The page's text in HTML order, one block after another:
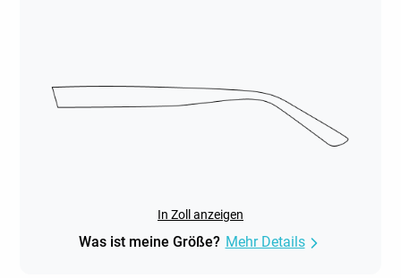
In Zoll anzeigen
Was ist meine Größe? Mehr Details